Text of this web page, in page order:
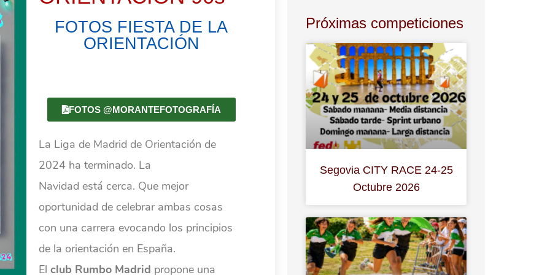
FOTOS FIESTA DE LA
ORIENTACIÓN
FOTOS @MORANTEFOTOGRAFÍA
La Liga de Madrid de Orientación de
2024 ha terminado. La
Navidad está cerca. Que mejor
oportunidad de celebrar ambas cosas
con una carrera evocando los principios
de la orientación en España.
Elclub Rumbo Madrid propone una
Próximas competiciones
Segovia CITY RACE 24-25
Octubre 2026